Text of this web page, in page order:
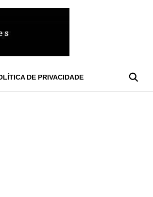
DE PRIVACIDADE